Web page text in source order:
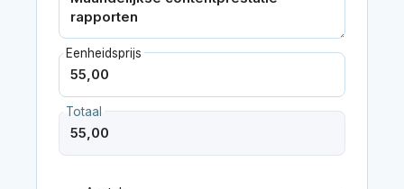
Eenheidsprijs
Totaal